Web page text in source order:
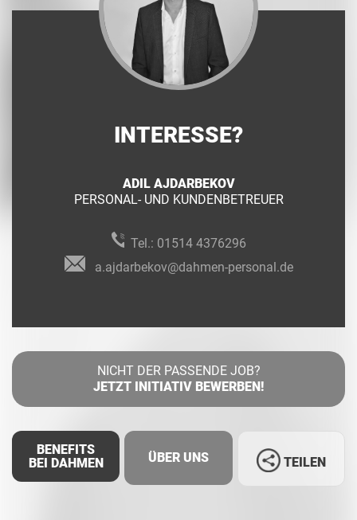
INTERESSE?
ADIL AJDARBEKOV
PERSONAL- UND KUNDENBETREUER
Tel.: 01514 4376296
a.ajdarbekov@dahmen-personal.de
NICHT DER PASSENDE JOB?
JETZT INITIATIV BEWERBEN!
BENEFITS
BEI DAHMEN
ÜBER UNS TEILEN